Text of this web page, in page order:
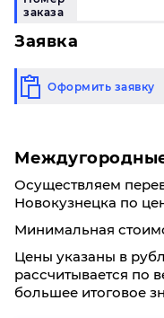
заказа
Заявка
Оформить заявку
Осуществляем
Новокузнецка по
Минимальная
Цены указаны в
рассчитывается по
большее итоговое